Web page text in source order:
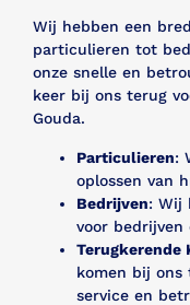
Wij hebben een
particulieren tot
onze snelle en
keer bij ons terug
Gouda.
Particulieren:
oplossen van
Bedrijven: Wij
voor bedrijven
Terugkerende
komen bij ons
service en